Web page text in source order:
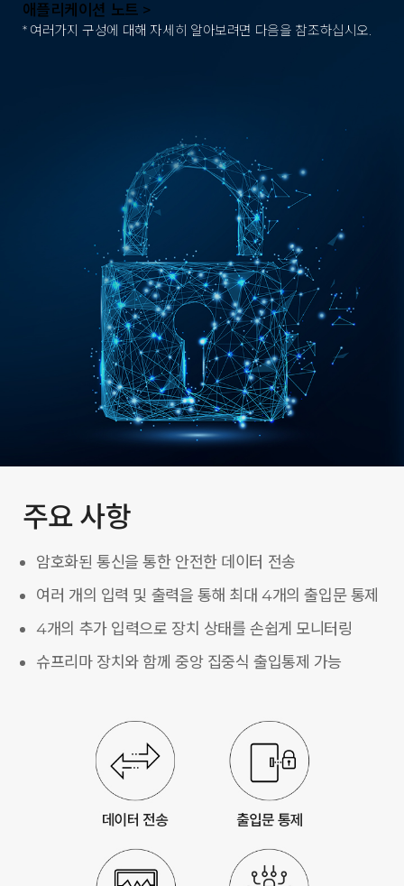
애플리케이션 노트 >
* 여러가지 구성에 대해 자세히 알아보려면 다음을 참조하십시오.
주요 사항
암호화된 통신을 통한 안전한 데이터 전송
여러 개의 입력 및 출력을 통해 최대 4개의 출입문 통제
4개의 추가 입력으로 장치 상태를 손쉽게 모니터링
슈프리마 장치와 함께 중앙 집중식 출입통제 가능